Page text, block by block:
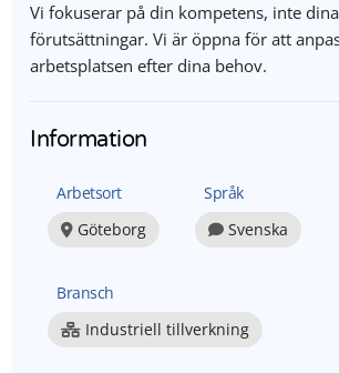
Vi fokuserar på din kompetens, inte
förutsättningar. Vi är öppna för att
arbetsplatsen efter dina behov.
Information
Arbetsort
Göteborg
Språk
Svenska
Bransch
Industriell tillverkning